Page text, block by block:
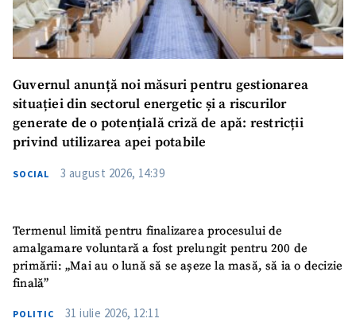
Guvernul anunță noi măsuri pentru gestionarea
situației din sectorul energetic și a riscurilor
generate de o potențială criză de apă: restricții
privind utilizarea apei potabile
SOCIAL 3 august 2026, 14:39
Termenul limită pentru finalizarea procesului de
amalgamare voluntară a fost prelungit pentru 200 de
primării: „Mai au o lună să se așeze la masă, să ia o decizie
finală”
POLITIC 31 iulie 2026, 12:11